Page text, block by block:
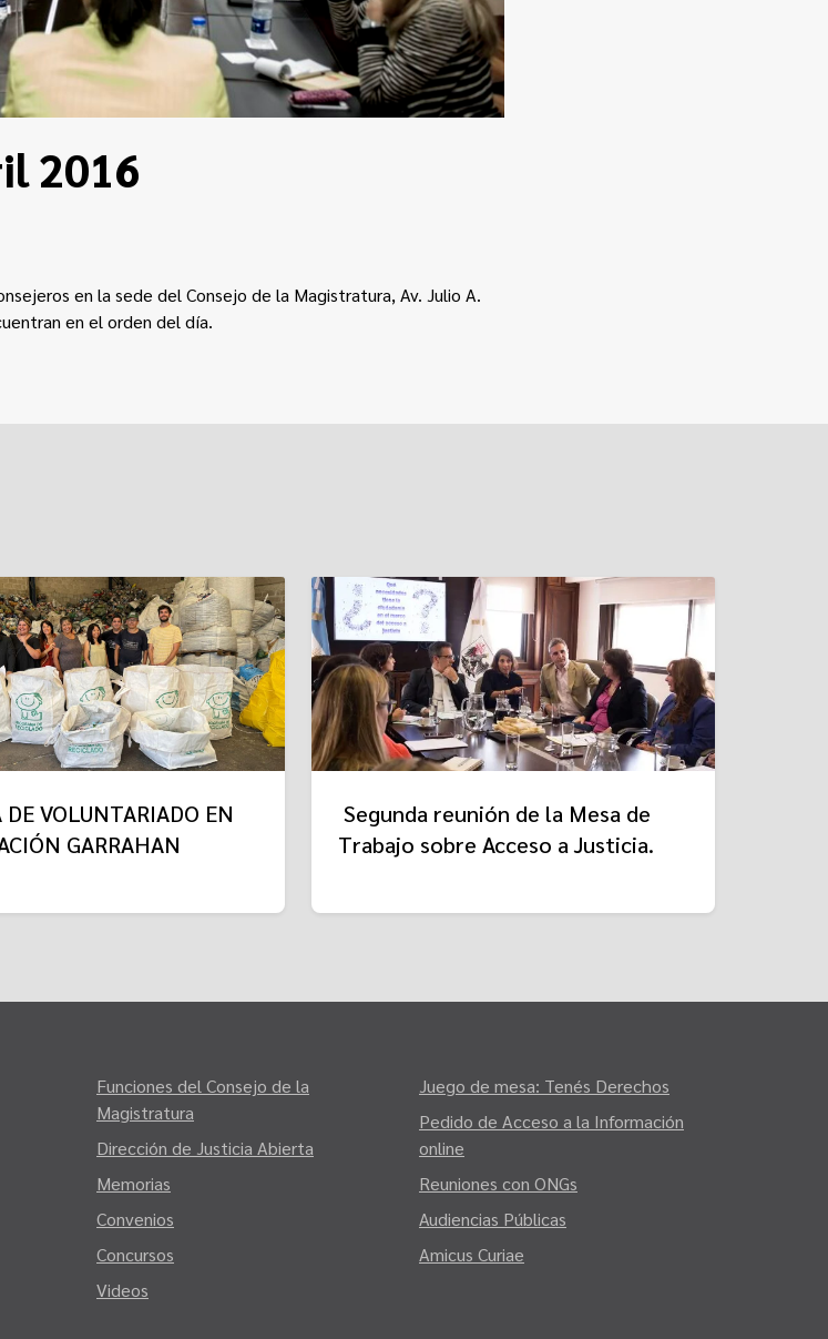
2016
en la sede del Consejo de la Magistratura, Av. Julio A.
en el orden del día.
DE VOLUNTARIADO EN
GARRAHAN
Segunda reunión de la Mesa de
Trabajo sobre Acceso a Justicia.
Funciones del Consejo de la
Magistratura
Dirección de Justicia Abierta
Memorias
Convenios
Concursos
Videos
Juego de mesa: Tenés Derechos
Pedido de Acceso a la Información
online
Reuniones con ONGs
Audiencias Públicas
Amicus Curiae